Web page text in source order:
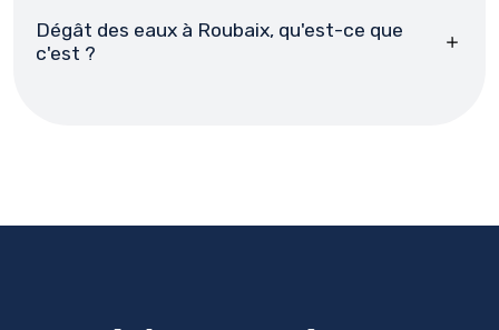
Dégât des eaux à Roubaix, qu'est-ce que
c'est ?